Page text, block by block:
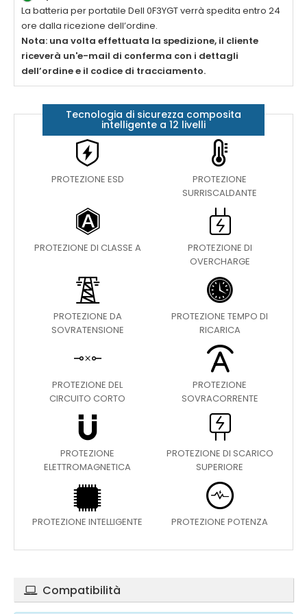
La batteria per portatile Dell 0F3YGTverrà spedita entro 24
ore dalla ricezione dell’ordine.
Nota: una volta effettuata la spedizione, il cliente
riceverà un'e-mail di conferma con i dettagli
dell’ordine e il codice di tracciamento.
Tecnologia di sicurezza composita
intelligente a 12 livelli
PROTEZIONE ESD
PROTEZIONE
SURRISCALDANTE
PROTEZIONE DI CLASSE A
PROTEZIONE DI
OVERCHARGE
PROTEZIONE DA
SOVRATENSIONE
PROTEZIONE TEMPO DI
RICARICA
PROTEZIONE DEL
CIRCUITO CORTO
PROTEZIONE
SOVRACORRENTE
PROTEZIONE
ELETTROMAGNETICA
PROTEZIONE DI SCARICO
SUPERIORE
PROTEZIONE INTELLIGENTE PROTEZIONE POTENZA
Compatibilità